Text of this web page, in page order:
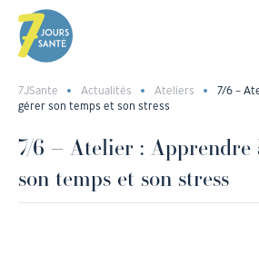
7JSante Actualités Ateliers
7/6 –
gérer son temps et son stress
7/6 – Atelier : Apprendre
son temps et son stress